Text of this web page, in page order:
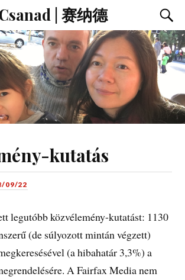
| 赛纳德
kutatás
09/22
legutóbb közvélemény-kutatást: 1130
(de súlyozott mintán végzett)
(a hibahatár 3,3%) a
A Fairfax Media nem